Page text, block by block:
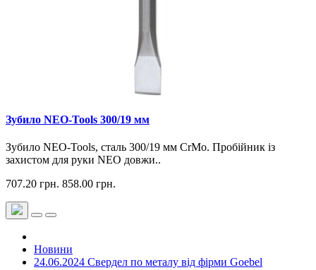
Зубило NEO-Tools 300/19 мм
Зубило NEO-Tools, сталь 300/19 мм CrMo. Пробійник із
захистом для руки NEO довжи..
707.20 грн. 858.00 грн.
Новини
24.06.2024 Свердел по металу від фірми Goebel